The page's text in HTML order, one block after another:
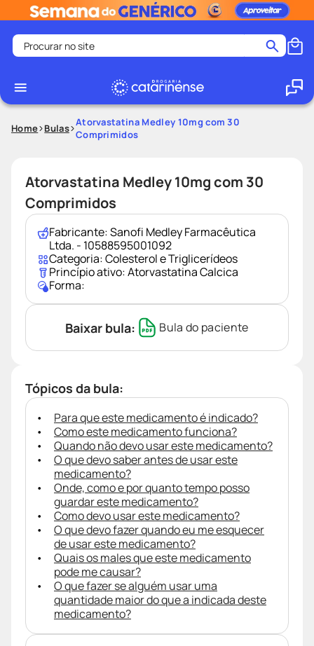
Procurar no site
1
medley
shampoo
5º
ozivy
6º
lenço umedecido
protetor solar
desodorante
fralda pampers
10
Home Bulas Atorvastatina Medley 10mg com 30
Comprimidos
Atorvastatina Medley 10mg com 30
Comprimidos
Fabricante:Sanofi Medley Farmacêutica
Ltda. - 10588595001092
Categoria:Colesterol e Triglicerídeos
Princípio ativo:Atorvastatina Calcica
Forma:
Baixar bula: Bula do paciente
Tópicos da bula:
Para que este medicamento é indicado?
Como este medicamento funciona?
Quando não devo usar este medicamento?
O que devo saber antes de usar este
medicamento?
Onde, como e por quanto tempo posso
guardar este medicamento?
Como devo usar este medicamento?
O que devo fazer quando eu me esquecer
de usar este medicamento?
Quais os males que este medicamento
pode me causar?
O que fazer se alguém usar uma
quantidade maior do que a indicada deste
medicamento?